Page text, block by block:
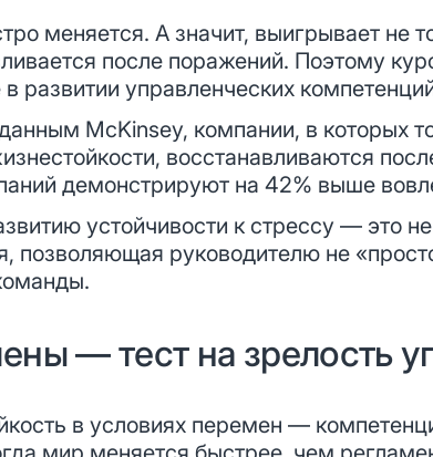
меняется. А значит, выигрывает не
после поражений. Поэтому
развитии управленческих
McKinsey, компании, в которых
восстанавливаются
демонстрируют на 42% выше
устойчивости к стрессу — это
позволяющая руководителю не
— тест на зрелость
в условиях перемен —